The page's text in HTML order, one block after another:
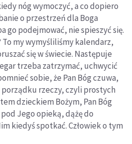
nóg wymoczyć, a co dopiero
o przestrzeń dla Boga
go podejmować, nie spieszyć się.
To my wymyśliliśmy kalendarz,
się w świecie. Następuje
trzeba zatrzymać, uchwycić
sobie, że Pan Bóg czuwa,
porządku rzeczy, czyli prostych
dzieckiem Bożym, Pan Bóg
Jego opieką, dążę do
kiedyś spotkać. Człowiek o tym